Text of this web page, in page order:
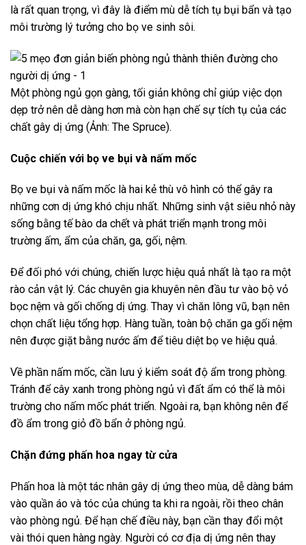
là rất quan trọng, vì đây là điểm mù dễ tích tụ bụi bẩn và tạo
môi trường lý tưởng cho bọ ve sinh sôi.
Một phòng ngủ gọn gàng, tối giản không chỉ giúp việc dọn
dẹp trở nên dễ dàng hơn mà còn hạn chế sự tích tụ của các
chất gây dị ứng (Ảnh: The Spruce).
Cuộc chiến với bọ ve bụi và nấm mốc
Bọ ve bụi và nấm mốc là hai kẻ thù vô hình có thể gây ra
những cơn dị ứng khó chịu nhất. Những sinh vật siêu nhỏ này
sống bằng tế bào da chết và phát triển mạnh trong môi
trường ấm, ẩm của chăn, ga, gối, nệm.
Để đối phó với chúng, chiến lược hiệu quả nhất là tạo ra một
rào cản vật lý. Các chuyên gia khuyên nên đầu tư vào bộ vỏ
bọc nệm và gối chống dị ứng. Thay vì chăn lông vũ, bạn nên
chọn chất liệu tổng hợp. Hàng tuần, toàn bộ chăn ga gối nệm
nên được giặt bằng nước ấm để tiêu diệt bọ ve hiệu quả.
Về phần nấm mốc, cần lưu ý kiểm soát độ ẩm trong phòng.
Tránh để cây xanh trong phòng ngủ vì đất ẩm có thể là môi
trường cho nấm mốc phát triển. Ngoài ra, bạn không nên để
đồ ẩm trong giỏ đồ bẩn ở phòng ngủ.
Chặn đứng phấn hoa ngay từ cửa
Phấn hoa là một tác nhân gây dị ứng theo mùa, dễ dàng bám
vào quần áo và tóc của chúng ta khi ra ngoài, rồi theo chân
vào phòng ngủ. Để hạn chế điều này, bạn cần thay đổi một
vài thói quen hàng ngày. Người có cơ địa dị ứng nên thay